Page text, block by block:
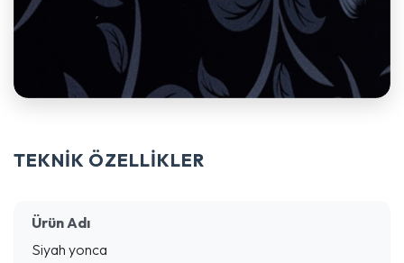
TEKNİK ÖZELLİKLER
Ürün Adı
Siyah yonca